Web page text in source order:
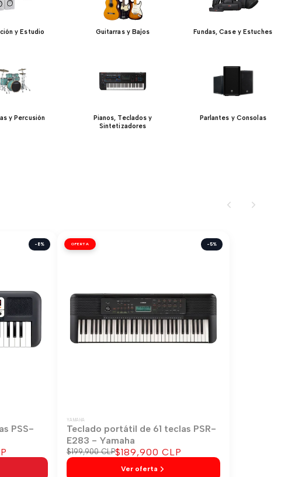
y Estudio Guitarras y Bajos Fundas, Case y Estuches
y Percusión
Pianos, Teclados y
Sintetizadores
Parlantes y Consolas
-8%
PSS-
OFERTA -5%
YAMAHA
Teclado portátil de 61 teclas PSR-
E283 - Yamaha
Precio
regular
$199,900 CLPPrecio
venta
$189,900 CLP
Ver oferta